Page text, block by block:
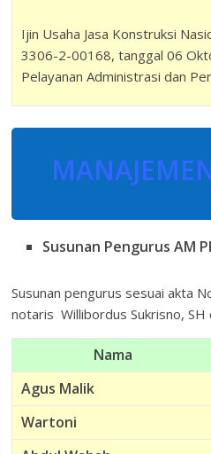
Ijin Usaha Jasa Konstruksi
3306-2-00168, tanggal 06
Pelayanan Administrasi dan
Susunan Pengurus AM
Susunan pengurus sesuai akta
notaris Willibordus Sukrisno, SH
Nama
Agus Malik
Wartoni